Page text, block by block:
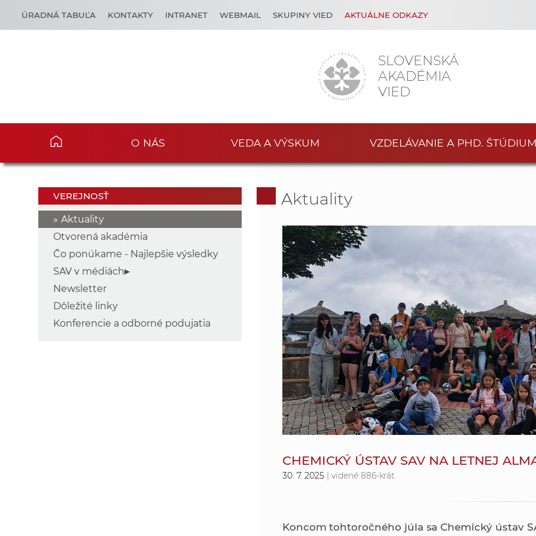
SLOVENSKÁ
AKADÉMIA
VIED
ÚRADNÁ TABUĽA KONTAKTY INTRANET WEBMAIL SKUPINY VIED AKTUÁLNE ODKAZY
O NÁS VEDA A VÝSKUM VZDELÁVANIE A PHD. ŠTÚDIUM
VEREJNOSŤ
Aktuality
Otvorená akadémia
Čo ponúkame - Najlepšie výsledky
SAV v médiách
Newsletter
Dôležité linky
Konferencie a odborné podujatia
Aktuality
CHEMICKÝ ÚSTAV SAV NA LETNEJ
30. 7. 2025 | videné 886-krát
Koncom tohtoročného júla sa Chemický ústav